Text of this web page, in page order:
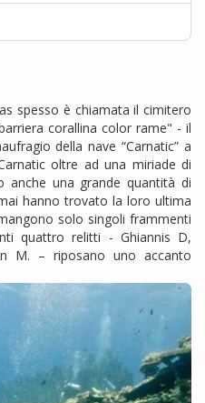
spesso è chiamata il cimitero
corallina color rame" - il
della nave “Carnatic” a
oltre ad una miriade di
anche una grande quantità di
hanno trovato la loro ultima
solo singoli frammenti
quattro relitti - Ghiannis D,
M. – riposano uno accanto